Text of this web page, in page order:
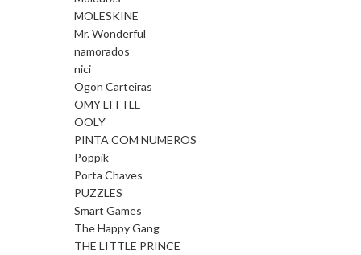
MOLESKINE
Mr. Wonderful
namorados
nici
Ogon Carteiras
OMY LITTLE
OOLY
PINTA COM NUMEROS
Poppik
Porta Chaves
PUZZLES
Smart Games
The Happy Gang
THE LITTLE PRINCE